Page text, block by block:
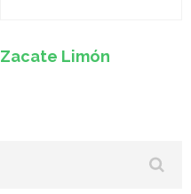
Zacate Limón